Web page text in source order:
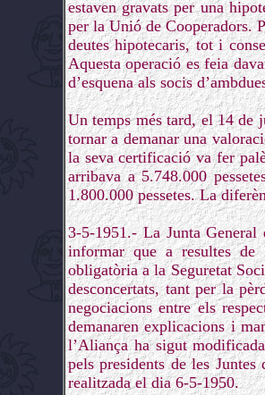
estaven gravats per una
per la Unió de Cooperadors.
deutes hipotecaris, tot i
Aquesta operació es feia
d’esquena als socis
Un temps més tard, el 14 de
tornar a demanar una
la seva certificació va fer
arribava a 5.748.000
1.800.000 pessetes. La
3-5-1951.- La Junta
informar que a resultes de
obligatòria a la Seguretat
desconcertats, tant per la
negociacions entre els
demanaren explicacions i
l’Aliança ha sigut
pels presidents de les
realitzada el dia 6-5-1950.